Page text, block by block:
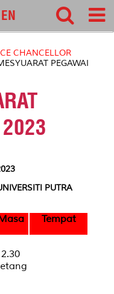
EN
CHANCELLOR
PEGAWAI
2023
PUTRA
Tempat
2.30